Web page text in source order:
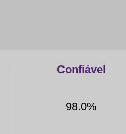
Confiável
98.0%